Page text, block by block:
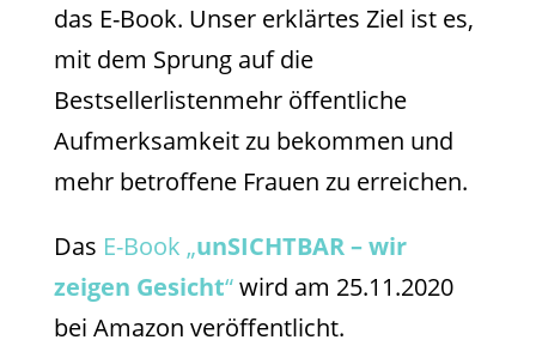
das E-Book. Unser erklärtes Ziel ist es,
mit dem Sprung auf die
Bestsellerlistenmehr öffentliche
Aufmerksamkeit zu bekommen und
mehr betroffene Frauen zu erreichen.
Das E-Book „unSICHTBAR – wir
zeigen Gesicht“wird am 25.11.2020
bei Amazon veröffentlicht.